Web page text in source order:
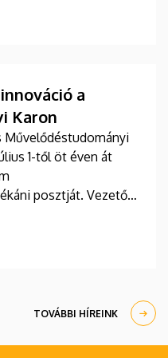
a
Karon
Művelődéstudományi
1-től öt éven át
posztját. Vezetői
szán a kar
klasszikus
reagálva a
TOVÁBBI HÍREINK